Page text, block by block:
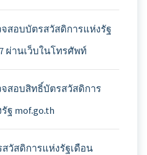
สอบบัตรสวัสดิการแห่งรัฐ
ผ่านเว็บในโทรศัพท์
สอบสิทธิ์บัตรสวัสดิการ
ฐ mof.go.th
วัสดิการแห่งรัฐเดือน